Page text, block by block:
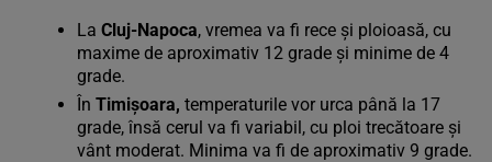
La Cluj-Napoca, vremea va fi rece și ploioasă, cu
maxime de aproximativ 12 grade și minime de 4
grade.
În Timișoara, temperaturile vor urca până la 17
grade, însă cerul va fi variabil, cu ploi trecătoare și
vânt moderat. Minima va fi de aproximativ 9 grade.